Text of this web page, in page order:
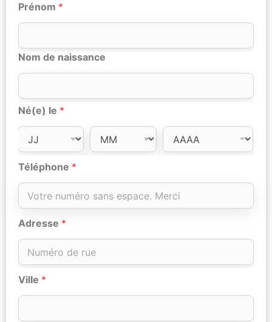
Prénom *
Nom de naissance
Né(e) le *
Téléphone *
Adresse *
Ville *